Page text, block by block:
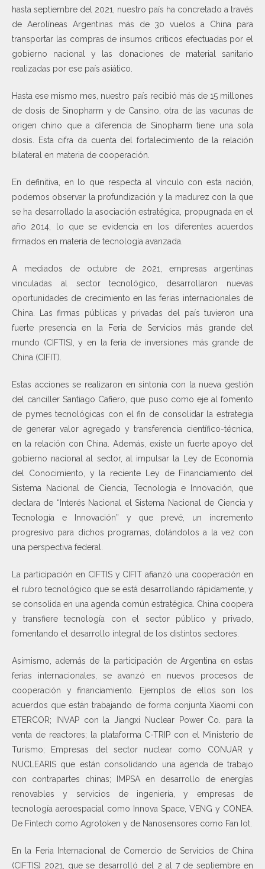
hasta septiembre del 2021, nuestro país ha concretado a través
de Aerolíneas Argentinas más de 30 vuelos a China para
transportar las compras de insumos críticos efectuadas por el
gobierno nacional y las donaciones de material sanitario
realizadas por ese país asiático.
Hasta ese mismo mes, nuestro país recibió más de 15 millones
de dosis de Sinopharm y de Cansino, otra de las vacunas de
origen chino que a diferencia de Sinopharm tiene una sola
dosis. Esta cifra da cuenta del fortalecimiento de la relación
bilateral en materia de cooperación.
En definitiva, en lo que respecta al vínculo con esta nación,
podemos observar la profundización y la madurez con la que
se ha desarrollado la asociación estratégica, propugnada en el
año 2014, lo que se evidencia en los diferentes acuerdos
firmados en materia de tecnología avanzada.
A mediados de octubre de 2021, empresas argentinas
vinculadas al sector tecnológico, desarrollaron nuevas
oportunidades de crecimiento en las ferias internacionales de
China. Las firmas públicas y privadas del país tuvieron una
fuerte presencia en la Feria de Servicios más grande del
mundo (CIFTIS), y en la feria de inversiones más grande de
China (CIFIT).
Estas acciones se realizaron en sintonía con la nueva gestión
del canciller Santiago Cafiero, que puso como eje al fomento
de pymes tecnológicas con el fin de consolidar la estrategia
de generar valor agregado y transferencia científico-técnica,
en la relación con China. Además, existe un fuerte apoyo del
gobierno nacional al sector, al impulsar la Ley de Economía
del Conocimiento, y la reciente Ley de Financiamiento del
Sistema Nacional de Ciencia, Tecnología e Innovación, que
declara de “Interés Nacional el Sistema Nacional de Ciencia y
Tecnología e Innovación” y que prevé, un incremento
progresivo para dichos programas, dotándolos a la vez con
una perspectiva federal.
La participación en CIFTIS y CIFIT afianzó una cooperación en
el rubro tecnológico que se está desarrollando rápidamente, y
se consolida en una agenda común estratégica. China coopera
y transfiere tecnología con el sector público y privado,
fomentando el desarrollo integral de los distintos sectores.
Asimismo, además de la participación de Argentina en estas
ferias internacionales, se avanzó en nuevos procesos de
cooperación y financiamiento. Ejemplos de ellos son los
acuerdos que están trabajando de forma conjunta Xiaomi con
ETERCOR; INVAP con la Jiangxi Nuclear Power Co. para la
venta de reactores; la plataforma C-TRIP con el Ministerio de
Turismo; Empresas del sector nuclear como CONUAR y
NUCLEARIS que están consolidando una agenda de trabajo
con contrapartes chinas; IMPSA en desarrollo de energías
renovables y servicios de ingeniería, y empresas de
tecnología aeroespacial como Innova Space, VENG y CONEA.
De Fintech como Agrotoken y de Nanosensores como Fan Iot.
En la Feria Internacional de Comercio de Servicios de China
(CIFTIS) 2021, que se desarrolló del 2 al 7 de septiembre en